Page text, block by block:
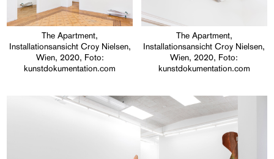
The Apartment,
Installationsansicht Croy Nielsen,
Wien, 2020, Foto:
kunstdokumentation.com
The Apartment,
Installationsansicht Croy Nielsen,
Wien, 2020, Foto:
kunstdokumentation.com